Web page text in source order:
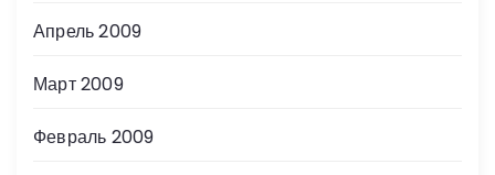
Апрель 2009
Март 2009
Февраль 2009